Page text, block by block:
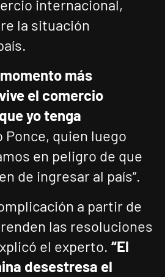
internacional,
la situación
más
el comercio
yo tenga
Ponce, quien luego
en peligro de que
de ingresar al país”.
a partir de
las resoluciones
el experto. “El
desestresa el